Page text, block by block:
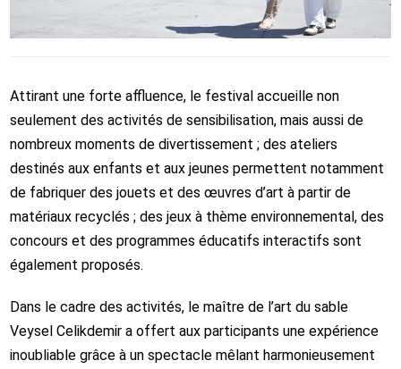
Attirant une forte affluence, le festival accueille non
seulement des activités de sensibilisation, mais aussi de
nombreux moments de divertissement ; des ateliers
destinés aux enfants et aux jeunes permettent notamment
de fabriquer des jouets et des œuvres d’art à partir de
matériaux recyclés ; des jeux à thème environnemental, des
concours et des programmes éducatifs interactifs sont
également proposés.
Dans le cadre des activités, le maître de l’art du sable
Veysel Celikdemir a offert aux participants une expérience
inoubliable grâce à un spectacle mêlant harmonieusement